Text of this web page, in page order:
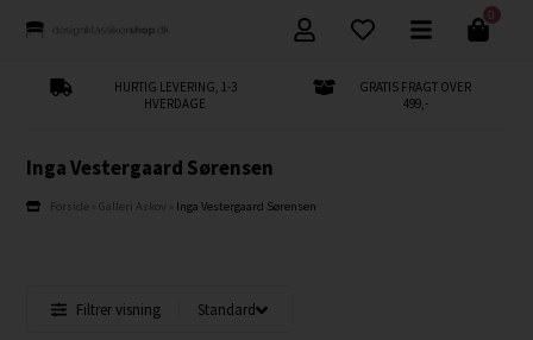
0
HURTIG LEVERING, 1-3
HVERDAGE
GRATIS FRAGT OVER
499,-
Inga Vestergaard Sørensen
Forside »Galleri Askov Inga Vestergaard Sørensen
Filtrer visning